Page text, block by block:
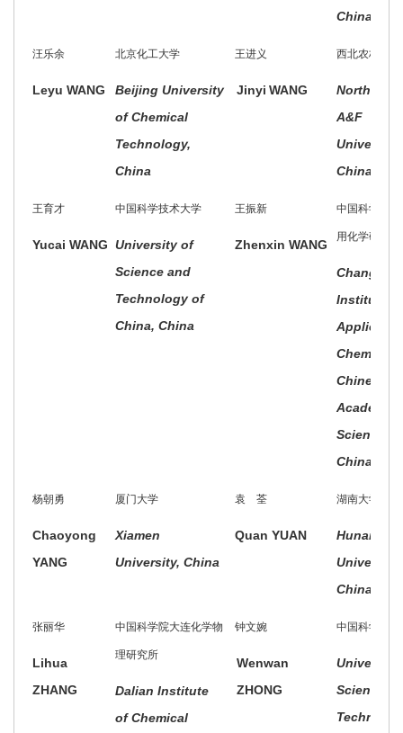
China
汪乐余
Leyu WANG
北京化工大学
Beijing University
of Chemical
Technology,
China
王进义
Jinyi WANG
西北农林科
Northwest
A&F
University,
China
王育才
Yucai WANG
中国科学技术大学
University of
Science and
Technology of
China, China
王振新
Zhenxin WANG
中国科学院
用化学研究所
Institute of
Applied
Chemistry,
Chinese
Academy
Sciences,
China
杨朝勇
Chaoyong
YANG
厦门大学
Xiamen
University, China
袁 荃
Quan YUAN
湖南大学
Hunan
University,
China
张丽华
Lihua
ZHANG
中国科学院大连化学物
理研究所
Dalian Institute
of Chemical
钟文婉
Wenwan
ZHONG
中国科学技
University
Science